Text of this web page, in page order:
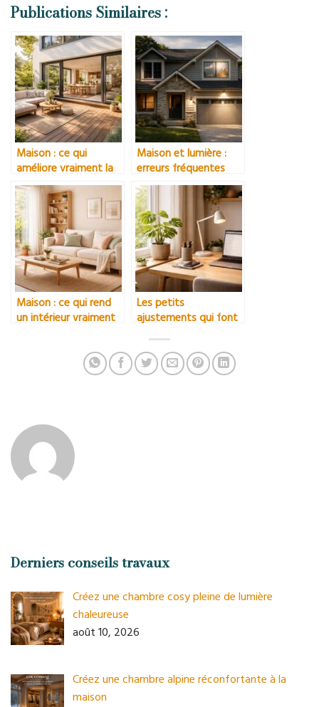
Publications Similaires :
Maison : ce qui
améliore vraiment la
vie de tous les jours
Maison et lumière :
erreurs fréquentes
Maison : ce qui rend
un intérieur vraiment
Les petits
ajustements qui font
Derniers conseils travaux
Créez une chambre cosy pleine de lumière
chaleureuse
août 10, 2026
Créez une chambre alpine réconfortante à la
maison